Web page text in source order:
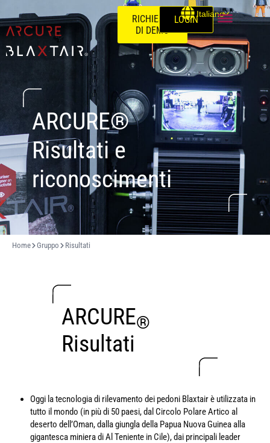
RICHIESTA
DI DEMO
LOGINItaliano
ARCURE®
Risultati e
riconoscimenti
Home Gruppo Risultati
ARCURE®
Risultati
Oggi la tecnologia di rilevamento dei pedoni Blaxtair è utilizzata in
tutto il mondo (in più di 50 paesi, dal Circolo Polare Artico al
deserto dell’Oman, dalla giungla della Papua Nuova Guinea alla
gigantesca miniera di Al Teniente in Cile), dai principali leader